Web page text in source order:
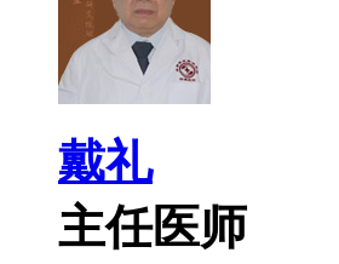
戴礼
主任医师